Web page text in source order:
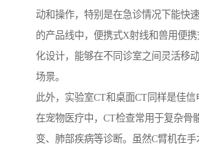
动和操作，特别是在急诊情况下能快
的产品线中，便携式X射线和兽用便
化设计，能够在不同诊室之间灵活移
场景。
此外，实验室CT和桌面CT同样是佳信
在宠物医疗中，CT检查常用于复杂骨
变、肺部疾病等诊断。虽然C臂机在手